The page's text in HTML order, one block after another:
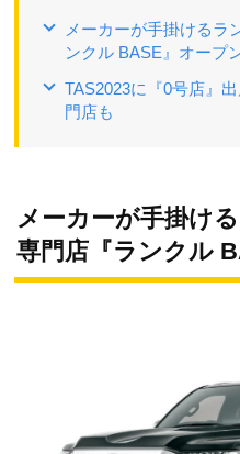
メーカーが手掛けるラ
ンクル BASE』オープ
TAS2023に『0号店』
門店も
メーカーが手掛け
専門店『ランクル